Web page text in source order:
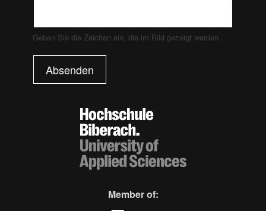
Geben Sie die Zeichen ein, die im Bild gezeigt werden.
Absenden
Member of: